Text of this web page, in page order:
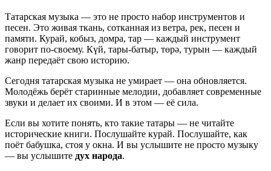
Татарская музыка — это не просто набор инструментов и
песен. Это живая ткань, сотканная из ветра, рек, песен и
памяти. Курай, кобыз, домра, тар — каждый инструмент
говорит по-своему. Күй, тары-батыр, төрә, турын — каждый
жанр передаёт свою историю.
Сегодня татарская музыка не умирает — она обновляется.
Молодёжь берёт старинные мелодии, добавляет современные
звуки и делает их своими. И в этом — её сила.
Если вы хотите понять, кто такие татары — не читайте
исторические книги. Послушайте курай. Послушайте, как
поёт бабушка, стоя у окна. И вы услышите не просто музыку
— вы услышите дух народа.